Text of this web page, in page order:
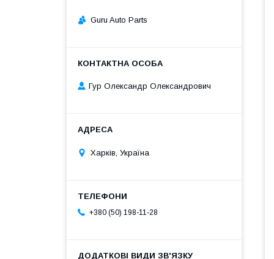
Guru Auto Parts
Гур Олександр Олександрович
Харків, Україна
+380 (50) 198-11-28